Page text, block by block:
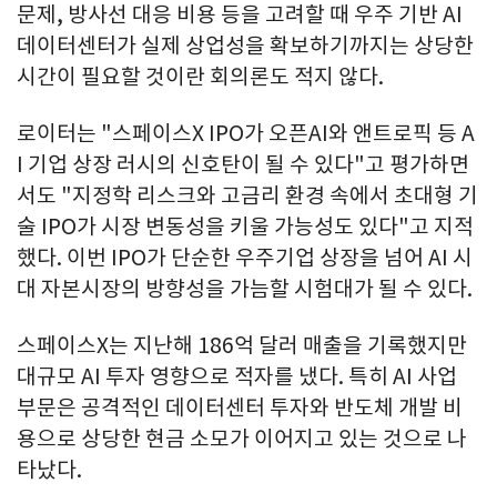
문제, 방사선 대응 비용 등을 고려할 때 우주 기반 AI
데이터센터가 실제 상업성을 확보하기까지는 상당한
시간이 필요할 것이란 회의론도 적지 않다.
로이터는 "스페이스X IPO가 오픈AI와 앤트로픽 등 A
I 기업 상장 러시의 신호탄이 될 수 있다"고 평가하면
서도 "지정학 리스크와 고금리 환경 속에서 초대형 기
술 IPO가 시장 변동성을 키울 가능성도 있다"고 지적
했다. 이번 IPO가 단순한 우주기업 상장을 넘어 AI 시
대 자본시장의 방향성을 가늠할 시험대가 될 수 있다.
스페이스X는 지난해 186억 달러 매출을 기록했지만
대규모 AI 투자 영향으로 적자를 냈다. 특히 AI 사업
부문은 공격적인 데이터센터 투자와 반도체 개발 비
용으로 상당한 현금 소모가 이어지고 있는 것으로 나
타났다.